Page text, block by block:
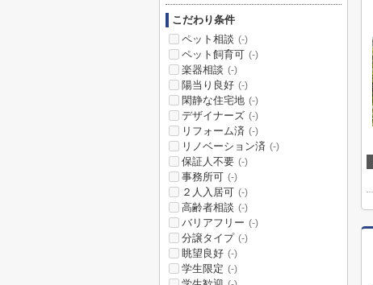
こだわり条件
ペット相談 (-)
ペット飼育可 (-)
楽器相談 (-)
陽当り良好 (-)
閑静な住宅地 (-)
デザイナーズ (-)
リフォーム済 (-)
リノベーション済 (-)
保証人不要 (-)
事務所可 (-)
２人入居可 (-)
高齢者相談 (-)
バリアフリー (-)
分譲タイプ (-)
眺望良好 (-)
学生限定 (-)